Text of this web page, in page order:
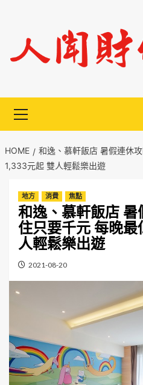
content
Menu
HOME
和逸、慕軒飯店 暑假連休
1,333元起 雙人輕鬆樂出遊
地方 消費 焦點
和逸、慕軒飯店
住只要千元 每晚
人輕鬆樂出遊
2021-08-20